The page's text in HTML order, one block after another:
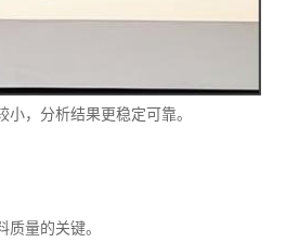
，分析结果更稳定可靠。
量的关键。